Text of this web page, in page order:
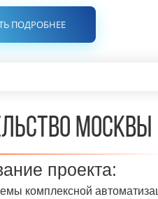
ПОДРОБНЕЕ
Москвы
проекта:
комплексной